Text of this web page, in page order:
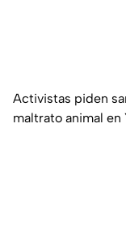
Activistas piden
maltrato animal en